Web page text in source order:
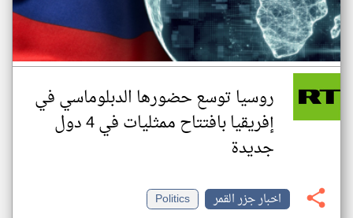
روسيا توسع حضورها الدبلوماسي في
إفريقيا بافتتاح ممثليات في 4 دول
جديدة
اخبار جزر القمر
Politics